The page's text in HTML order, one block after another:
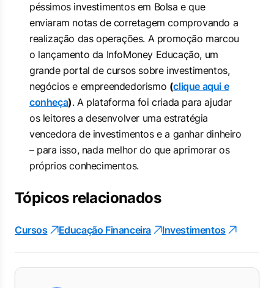
péssimos investimentos em Bolsa e que
enviaram notas de corretagem comprovando a
realização das operações. A promoção marcou
o lançamento da InfoMoney Educação, um
grande portal de cursos sobre investimentos,
negócios e empreendedorismo (clique aqui e
conheça). A plataforma foi criada para ajudar
os leitores a desenvolver uma estratégia
vencedora de investimentos e a ganhar dinheiro
– para isso, nada melhor do que aprimorar os
próprios conhecimentos.
Tópicos relacionados
Cursos Educação Financeira Investimentos